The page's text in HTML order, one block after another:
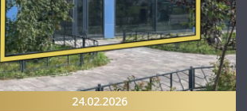
24.02.2026